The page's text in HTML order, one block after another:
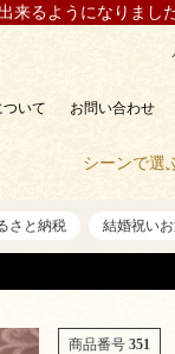
来るようになりまし
いて お問い合わせ
シーンで選
さと納税 結婚祝いお
商品番号 351